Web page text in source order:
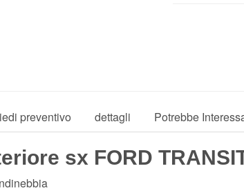
preventivo dettagli Potrebbe
sx FORD